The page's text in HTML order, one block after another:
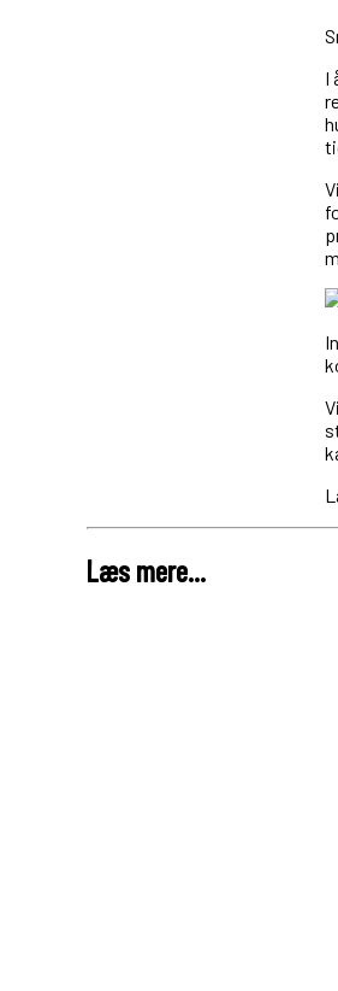
I
Læs mere...